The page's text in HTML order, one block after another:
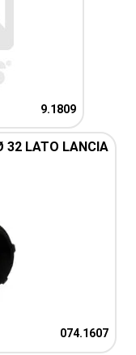
9.1809
32 LATO LANCIA
074.1607